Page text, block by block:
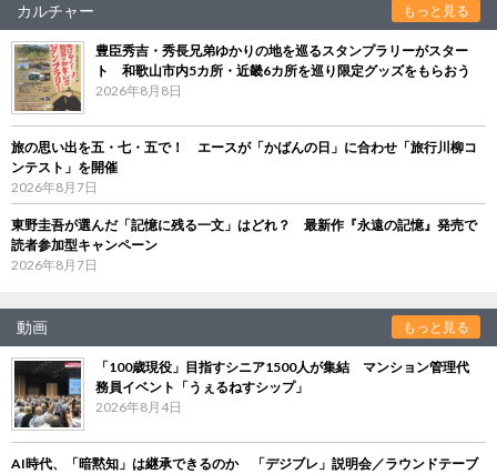
カルチャー もっと見る
豊臣秀吉・秀長兄弟ゆかりの地を巡るスタンプラリーがスター
ト 和歌山市内5カ所・近畿6カ所を巡り限定グッズをもらおう
2026年8月8日
旅の思い出を五・七・五で！ エースが「かばんの日」に合わせ「旅行川柳コ
ンテスト」を開催
2026年8月7日
東野圭吾が選んだ「記憶に残る一文」はどれ？ 最新作『永遠の記憶』発売で
読者参加型キャンペーン
2026年8月7日
動画 もっと見る
「100歳現役」目指すシニア1500人が集結 マンション管理代
務員イベント「うぇるねすシップ」
2026年8月4日
AI時代、「暗黙知」は継承できるのか 「デジブレ」説明会／ラウンドテーブ